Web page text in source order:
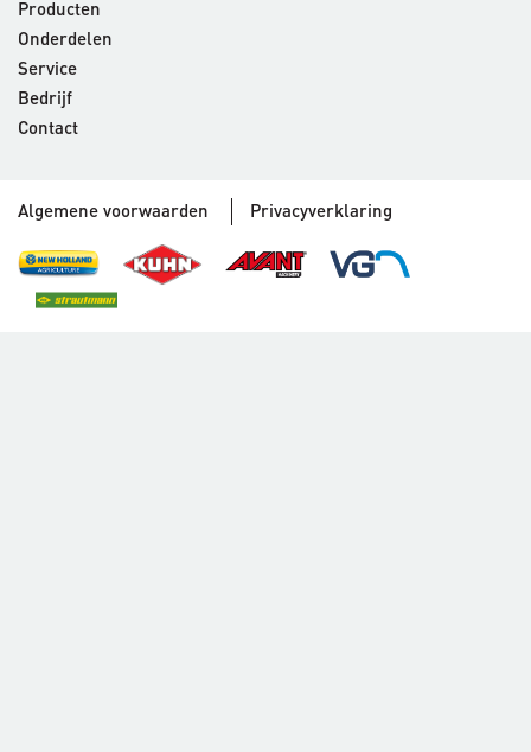
Producten
Onderdelen
Service
Bedrijf
Contact
Algemene voorwaarden Privacyverklaring